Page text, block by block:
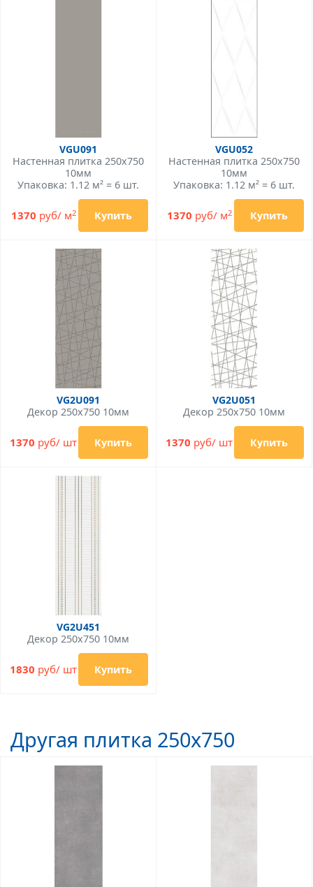
VGU091
Настенная плитка 250x750
10мм
Упаковка: 1.12 м² = 6 шт.
1370 руб/ м2 Купить
VGU052
Настенная плитка 250x750
10мм
Упаковка: 1.12 м² = 6 шт.
1370 руб/ м2 Купить
VG2U091
Декор 250x750 10мм
1370 руб/ шт Купить
VG2U051
Декор 250x750 10мм
1370 руб/ шт Купить
VG2U451
Декор 250x750 10мм
1830 руб/ шт Купить
Другая плитка 250x750